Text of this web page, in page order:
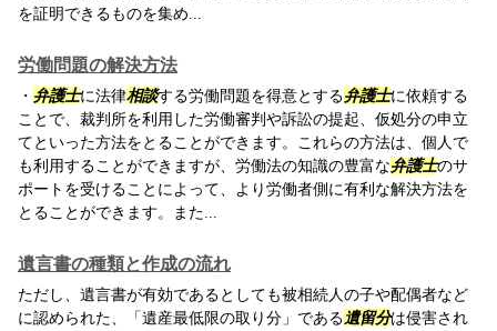
を証明できるものを集め...
労働問題の解決方法
・ 弁護士に法律相談する労働問題を得意とする弁護士に依頼する
ことで、裁判所を利用した労働審判や訴訟の提起、仮処分の申立
てといった方法をとることができます。これらの方法は、個人で
も利用することができますが、労働法の知識の豊富な弁護士のサ
ポートを受けることによって、より労働者側に有利な解決方法を
とることができます。また...
遺言書の種類と作成の流れ
ただし、遺言書が有効であるとしても被相続人の子や配偶者など
に認められた、「遺産最低限の取り分」である遺留分は侵害され